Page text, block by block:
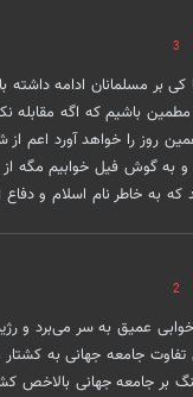
3
کی بر مسلمانان ادامه
باشیم که اگه مقابله
روز را خواهد آورد اعم
و به گوش فیل خوابیم مگه
به خاطر نام اسلام و دفاع
2
عمیق به سر می‌برد و
جامعه جهانی به کشتار
بر جامعه جهانی بالاخص